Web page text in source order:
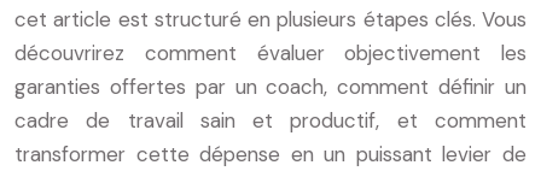
cet article est structuré en plusieurs étapes clés. Vous
découvrirez comment évaluer objectivement les
garanties offertes par un coach, comment définir un
cadre de travail sain et productif, et comment
transformer cette dépense en un puissant levier de